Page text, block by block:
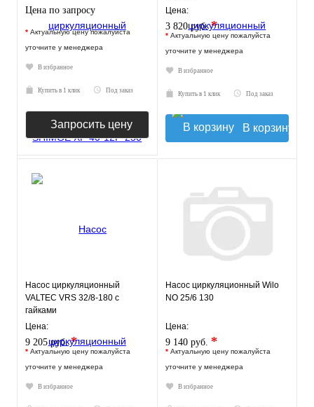
Цена по запросу
* Актуальную цену пожалуйста
уточните у менеджера
В избранное
Купить в 1 клик Под заказ
Запросить цену
Цена:
3 820 руб.*
* Актуальную цену пожалуйста
уточните у менеджера
В избранное
Купить в 1 клик Под заказ
В корзину
Насос циркуляционный
VALTEC VRS 32/8-180 с
гайками
Цена:
9 205 руб.*
* Актуальную цену пожалуйста
уточните у менеджера
В избранное
Насос циркуляционный Wilo
NO 25/6 130
Цена:
9 140 руб. *
* Актуальную цену пожалуйста
уточните у менеджера
В избранное